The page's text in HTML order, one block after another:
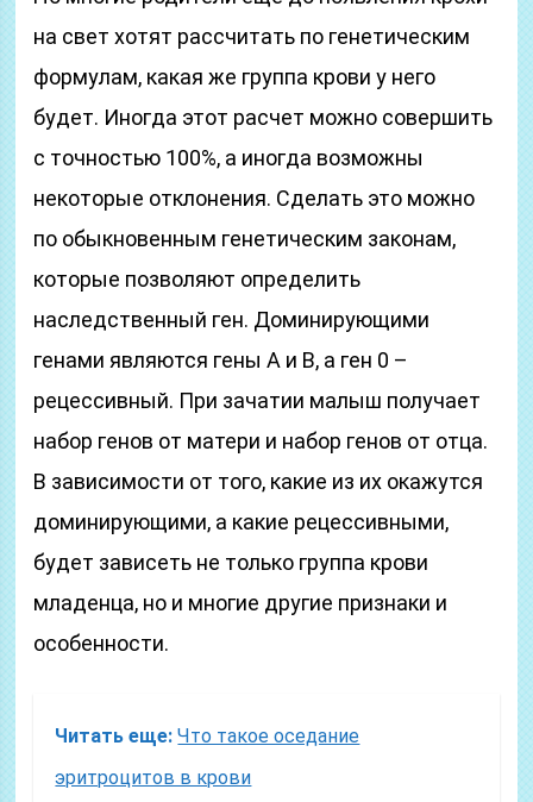
на свет хотят рассчитать по генетическим
формулам, какая же группа крови у него
будет. Иногда этот расчет можно совершить
с точностью 100%, а иногда возможны
некоторые отклонения. Сделать это можно
по обыкновенным генетическим законам,
которые позволяют определить
наследственный ген. Доминирующими
генами являются гены А и В, а ген 0 –
рецессивный. При зачатии малыш получает
набор генов от матери и набор генов от отца.
В зависимости от того, какие из их окажутся
доминирующими, а какие рецессивными,
будет зависеть не только группа крови
младенца, но и многие другие признаки и
особенности.
Читать еще: Что такое оседание
эритроцитов в крови